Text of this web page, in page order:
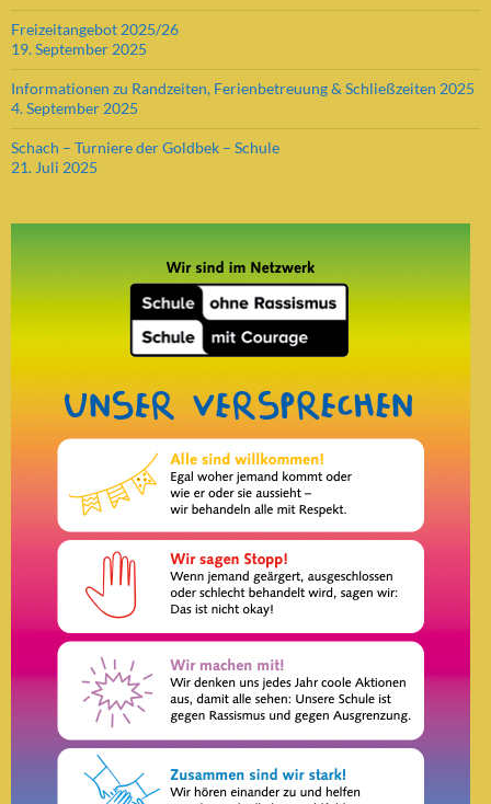
Freizeitangebot 2025/26
19. September 2025
Informationen zu Randzeiten, Ferienbetreuung & Schließzeiten 2025
4. September 2025
Schach – Turniere der Goldbek – Schule
21. Juli 2025